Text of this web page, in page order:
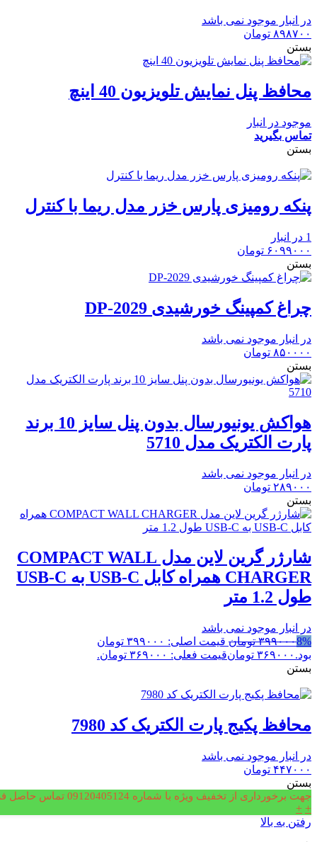
در انبار موجود نمی باشد
۸۹۸۷۰۰ تومان
بستن
محافظ پنل نمایش تلویزیون 40 اینچ
موجود در انبار
تماس بگیرید
بستن
پنکه رومیزی پارس خزر مدل ریما با کنترل
1 در انبار
۶۰۹۹۰۰۰ تومان
بستن
چراغ کمپینگ خورشیدی DP-2029
در انبار موجود نمی باشد
۸۵۰۰۰۰ تومان
بستن
هواکش یونیورسال بدون پنل سایز 10 برند
پارت الکتریک مدل 5710
در انبار موجود نمی باشد
۲۸۹۰۰۰ تومان
بستن
شارژر گرین لاین مدل COMPACT WALL
CHARGER همراه کابل USB-C به USB-C
طول 1.2 متر
در انبار موجود نمی باشد
8%۳۹۹۰۰۰ تومان
قیمت اصلی: ۳۹۹۰۰۰ تومان
بود. ۳۶۹۰۰۰ تومانقیمت فعلی: ۳۶۹۰۰۰ تومان.
بستن
محافظ پکیج پارت الکتریک کد 7980
در انبار موجود نمی باشد
۴۴۷۰۰۰ تومان
بستن
جهت برخورداری از تخفیف ویژه با شماره 09120405124 تماس حاصل فرمایید.
+
+
رفتن به بالا